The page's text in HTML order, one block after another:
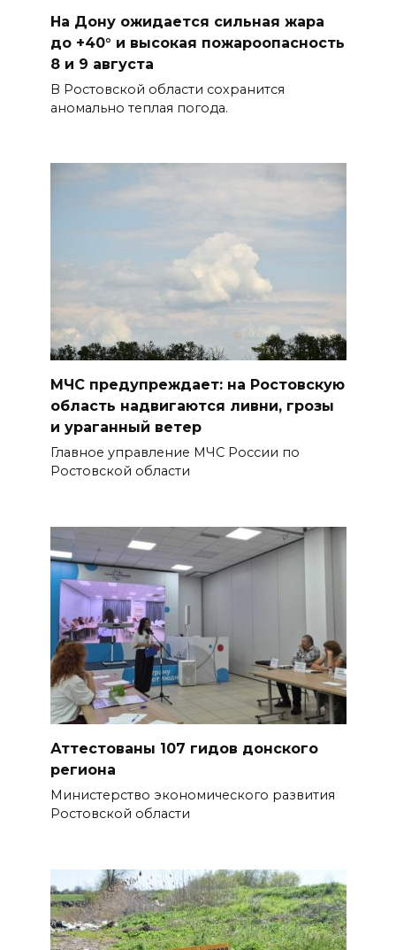
07 августа 2026 18:28
«Метеор» «Андрей Байков»
07 августа 2026 18:25
взаимодействие участников
избирательного процесса в
период ЕДГ-2026
07 августа 2026 17:14
В Ростове доходный дом
Емельяновых на Большой
Садовой, 94, обследуют
специалисты
07 августа 2026 17:03
объяснил, почему
ростовчанам тяжело
переносить жару
07 августа 2026 16:30
ВСЕ КАК ЕСТЬ. Исчезающая
Украина. Страна вдов и
сирот...
БОЛЬШЕ НОВОСТЕЙ
На Дону ожидается сильная жара
до +40° и высокая пожароопасность
8 и 9 августа
В Ростовской области сохранится
аномально теплая погода.
МЧС предупреждает: на Ростовскую
область надвигаются ливни, грозы
и ураганный ветер
Главное управление МЧС России по
Ростовской области
Аттестованы 107 гидов донского
региона
Министерство экономического развития
Ростовской области